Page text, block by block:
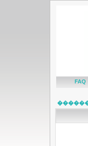
FAQ